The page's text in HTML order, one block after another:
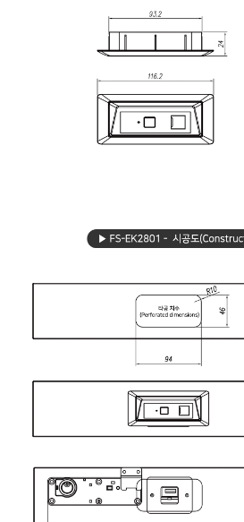
제품 도면